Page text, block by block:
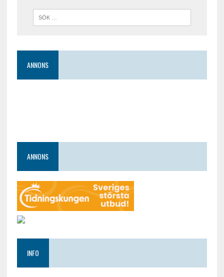
ANNONS
ANNONS
INFO